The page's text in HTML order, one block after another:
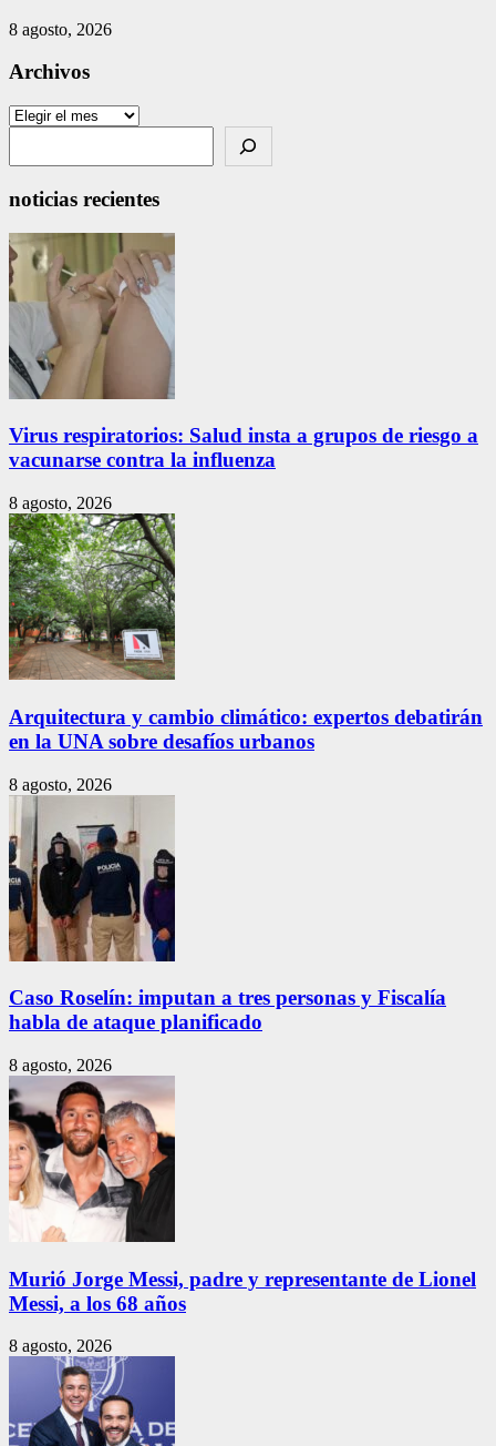
8 agosto, 2026
Archivos
Archivos
noticias recientes
Virus respiratorios: Salud insta a grupos de riesgo a
vacunarse contra la influenza
8 agosto, 2026
Arquitectura y cambio climático: expertos debatirán
en la UNA sobre desafíos urbanos
8 agosto, 2026
Caso Roselín: imputan a tres personas y Fiscalía
habla de ataque planificado
8 agosto, 2026
Murió Jorge Messi, padre y representante de Lionel
Messi, a los 68 años
8 agosto, 2026